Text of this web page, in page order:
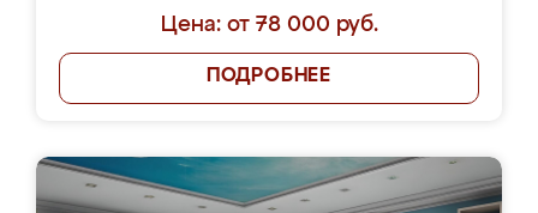
Цена: от 78 000 руб.
ПОДРОБНЕЕ